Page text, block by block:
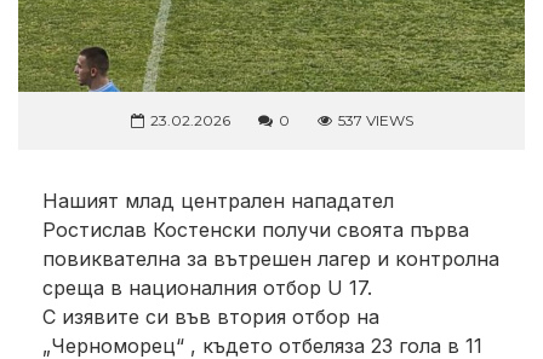
23.02.2026 0 537 VIEWS
Нашият млад централен нападател
Ростислав Костенски получи своята първа
повиквателна за вътрешен лагер и контролна
среща в националния отбор U 17.
С изявите си във втория отбор на
„Черноморец“ , където отбеляза 23 гола в 11